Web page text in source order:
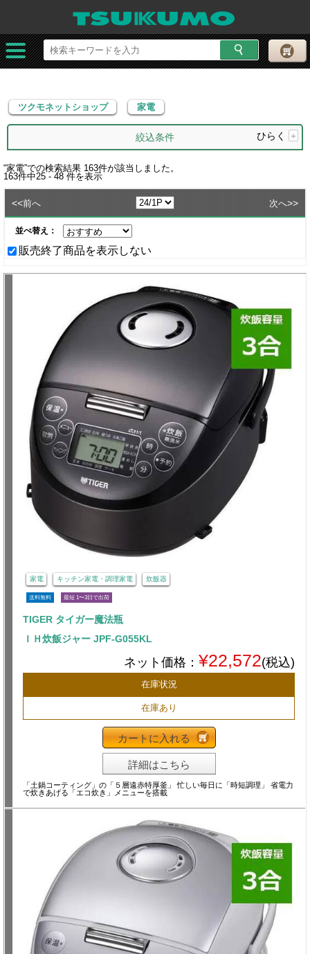
ツクモネットショップ 家電
ツクモネットショップ 家電
絞込条件 ひらく +
“家電”での検索結果 163件が該当しました。
163件中25 - 48 件を表示
<<前へ 次へ>>
並べ替え：
販売終了商品を表示しない
家電 キッチン家電・調理家電 炊飯器
送料無料 最短 1〜3日で出荷
TIGER タイガー魔法瓶
ＩＨ炊飯ジャー JPF-G055KL
ネット価格： ¥22,572(税込)
在庫状況
在庫あり
カートに入れる
詳細はこちら
「土鍋コーティング」の「５層遠赤特厚釜」 忙しい毎日に「時短調理」 省電力
で炊きあげる「エコ炊き」メニューを搭載